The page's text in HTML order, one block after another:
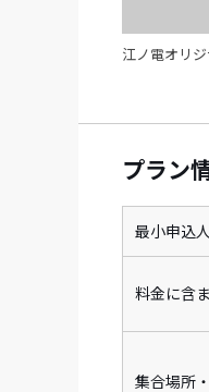
江ノ電オリ
プラン
最小申込
料金に含
集合場所